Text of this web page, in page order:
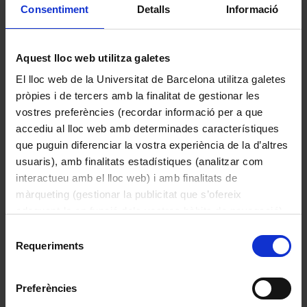
Consentiment Detalls Informació
Aquest lloc web utilitza galetes
El lloc web de la Universitat de Barcelona utilitza galetes
pròpies i de tercers amb la finalitat de gestionar les
vostres preferències (recordar informació per a que
accediu al lloc web amb determinades característiques
que puguin diferenciar la vostra experiència de la d’altres
usuaris), amb finalitats estadístiques (analitzar com
interactueu amb el lloc web) i amb finalitats de
màrqueting (gestionar la publicitat que s’ofereix
consultar laPolítica de galetes del lloc web de la
Requeriments
Preferències
Fried-Feld